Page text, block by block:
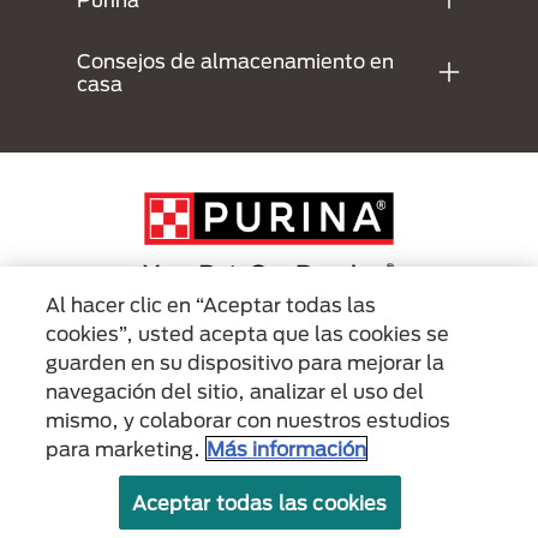
Consejos de almacenamiento en
casa
Menu Footer Secundario Purina
All Nestlé Purina trademarks owned by Société des Produits Nestlé S.A.,
Vevey, Switzerland or are used with permission.
Políticas sobre
cookies
Términos de
privacidad
Al hacer clic en “Aceptar todas las
cookies”, usted acepta que las cookies se
guarden en su dispositivo para mejorar la
navegación del sitio, analizar el uso del
mismo, y colaborar con nuestros estudios
para marketing. Más información
Aceptar todas las cookies